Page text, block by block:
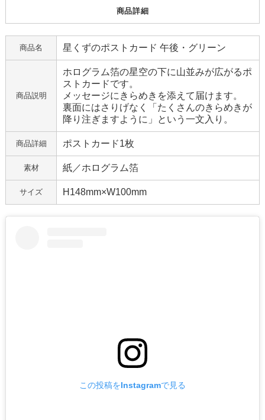
商品詳細
商品名 星くずのポストカード 午後・グリーン
商品説明
ホログラム箔の星空の下に山並みが広がるポ
ストカードです。
メッセージにきらめきを添えて届けます。
裏面にはさりげなく「たくさんのきらめきが
降り注ぎますように」という一文入り。
商品詳細 ポストカード1枚
素材 紙／ホログラム箔
サイズ H148mm×W100mm
この投稿をInstagramで見る